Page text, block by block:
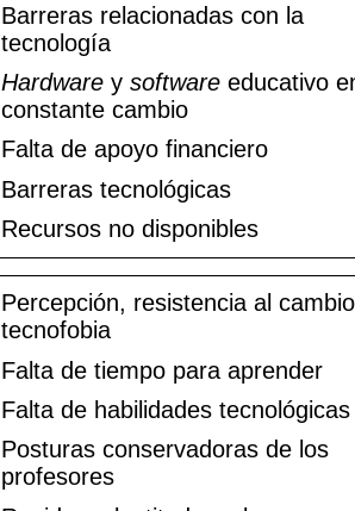
Barreras relacionadas con la
tecnología
Hardware y software educativo
constante cambio
Falta de apoyo financiero
Barreras tecnológicas
Recursos no disponibles
Percepción, resistencia al
tecnofobia
Falta de tiempo para aprender
Falta de habilidades tecnológicas
Posturas conservadoras de los
profesores